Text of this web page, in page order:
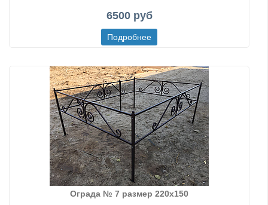
6500 руб
Ограда № 7 размер 220х150